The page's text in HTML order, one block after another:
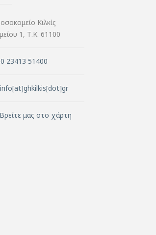
Κιλκίς
1, Τ.Κ. 61100
23413 51400
info[at]ghkilkis[dot]gr
Βρείτε μας στο χάρτη